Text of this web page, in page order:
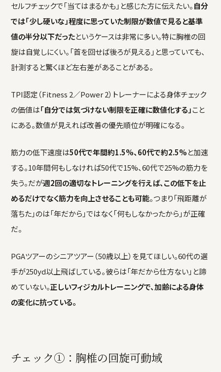
セルフチェックで「当てはまるかも」と感じた方に伝えたい。自分
では「少し硬いな」程度に思っていた制限が数値で見ると基準
値の半分以下だったというケースは非常に多い。特に胸椎の回
旋は自覚しにくい。「首を回せば後ろが見える」と思っていても、
計測すると驚くほど左右差があることがある。
TPI認定（Fitness 2／Power 2）トレーナーによる身体チェック
の価値は「自分では気づけない制限を正確に数値化する」こと
にある。数値が見えれば改善の優先順位が明確になる。
筋力の低下速度は50代で年間約1.5%、60代で約2.5%と加速
する。10年間何もしなければ50代で15%、60代で25%の筋力を
失う。だが週2回の適切なトレーニングを行えば、この低下を止
めるだけでなく筋力を向上させることも可能。つまり「飛距離が
落ちた」のは「年だから」ではなく「何もしなかったから」が正確
だ。
PGAツアーのシニアツアー（50歳以上）を見てほしい。60代の選
手が250yd以上飛ばしている。彼らは「年だから仕方ない」と諦
めていない。正しいフィジカルトレーニングで、加齢による身体
の変化に抗っている。
チェック①：胸椎の回旋可動域